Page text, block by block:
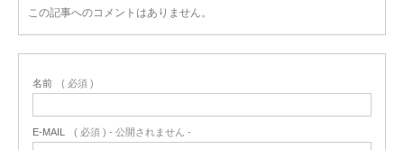
この記事へのコメントはありません。
名前 ( 必須 )
E-MAIL ( 必須 ) - 公開されません -